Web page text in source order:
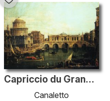
Capriccio du Grand Canal avec un pont de Rialto imaginaire et d'
Canaletto